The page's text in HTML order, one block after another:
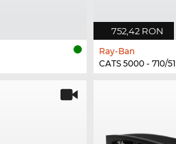
752,42 RON
Ray-Ban
CATS 5000 - 710/51